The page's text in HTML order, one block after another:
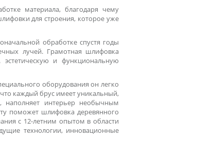
материала, благодаря чему
для строения, которое уже
обработке спустя годы
лучей. Грамотная шлифовка
эстетическую и функциональную
оборудования он легко
что каждый брус имеет уникальный,
наполняет интерьер необычным
поможет шлифовка деревянного
с 12-летним опытом в области
технологии, инновационные